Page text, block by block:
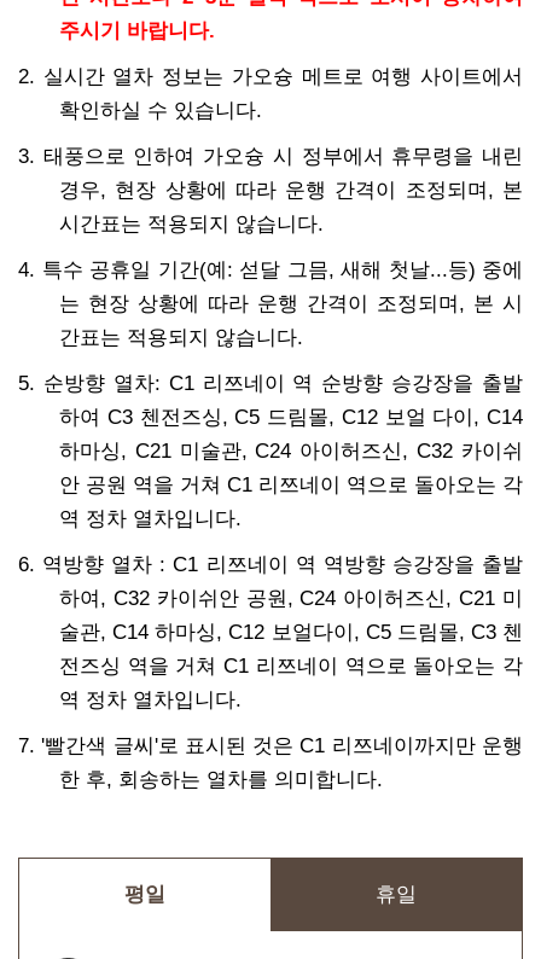
주시기 바랍니다.
2. 실시간 열차 정보는 가오슝 메트로 여행 사이트에서
확인하실 수 있습니다.
3. 태풍으로 인하여 가오슝 시 정부에서 휴무령을 내린
경우, 현장 상황에 따라 운행 간격이 조정되며, 본
시간표는 적용되지 않습니다.
4. 특수 공휴일 기간(예: 섣달 그믐, 새해 첫날...등) 중에
는 현장 상황에 따라 운행 간격이 조정되며, 본 시
간표는 적용되지 않습니다.
5. 순방향 열차: C1 리쯔네이 역 순방향 승강장을 출발
하여 C3 첸전즈싱, C5 드림몰, C12 보얼 다이, C14
하마싱, C21 미술관, C24 아이허즈신, C32 카이쉬
안 공원 역을 거쳐 C1 리쯔네이 역으로 돌아오는 각
역 정차 열차입니다.
6. 역방향 열차 : C1 리쯔네이 역 역방향 승강장을 출발
하여, C32 카이쉬안 공원, C24 아이허즈신, C21 미
술관, C14 하마싱, C12 보얼다이, C5 드림몰, C3 첸
전즈싱 역을 거쳐 C1 리쯔네이 역으로 돌아오는 각
역 정차 열차입니다.
7. '빨간색 글씨'로 표시된 것은 C1 리쯔네이까지만 운행
한 후, 회송하는 열차를 의미합니다.
평일 휴일